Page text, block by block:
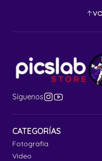
Síguenos
CATEGORÍAS
Fotografía
Video